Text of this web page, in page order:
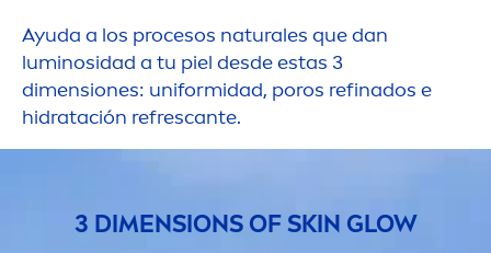
Ayuda a los procesos naturales que dan
luminosidad a tu piel desde estas 3
dimensiones: uniformidad, poros refinados e
hidratación refrescante.
3 DIMENSIONS OFSKIN GLOW